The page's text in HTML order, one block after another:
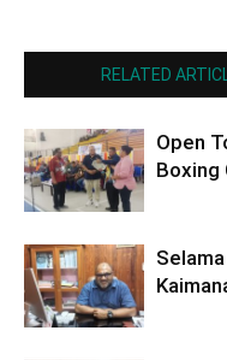
RELATED
Open
Boxing